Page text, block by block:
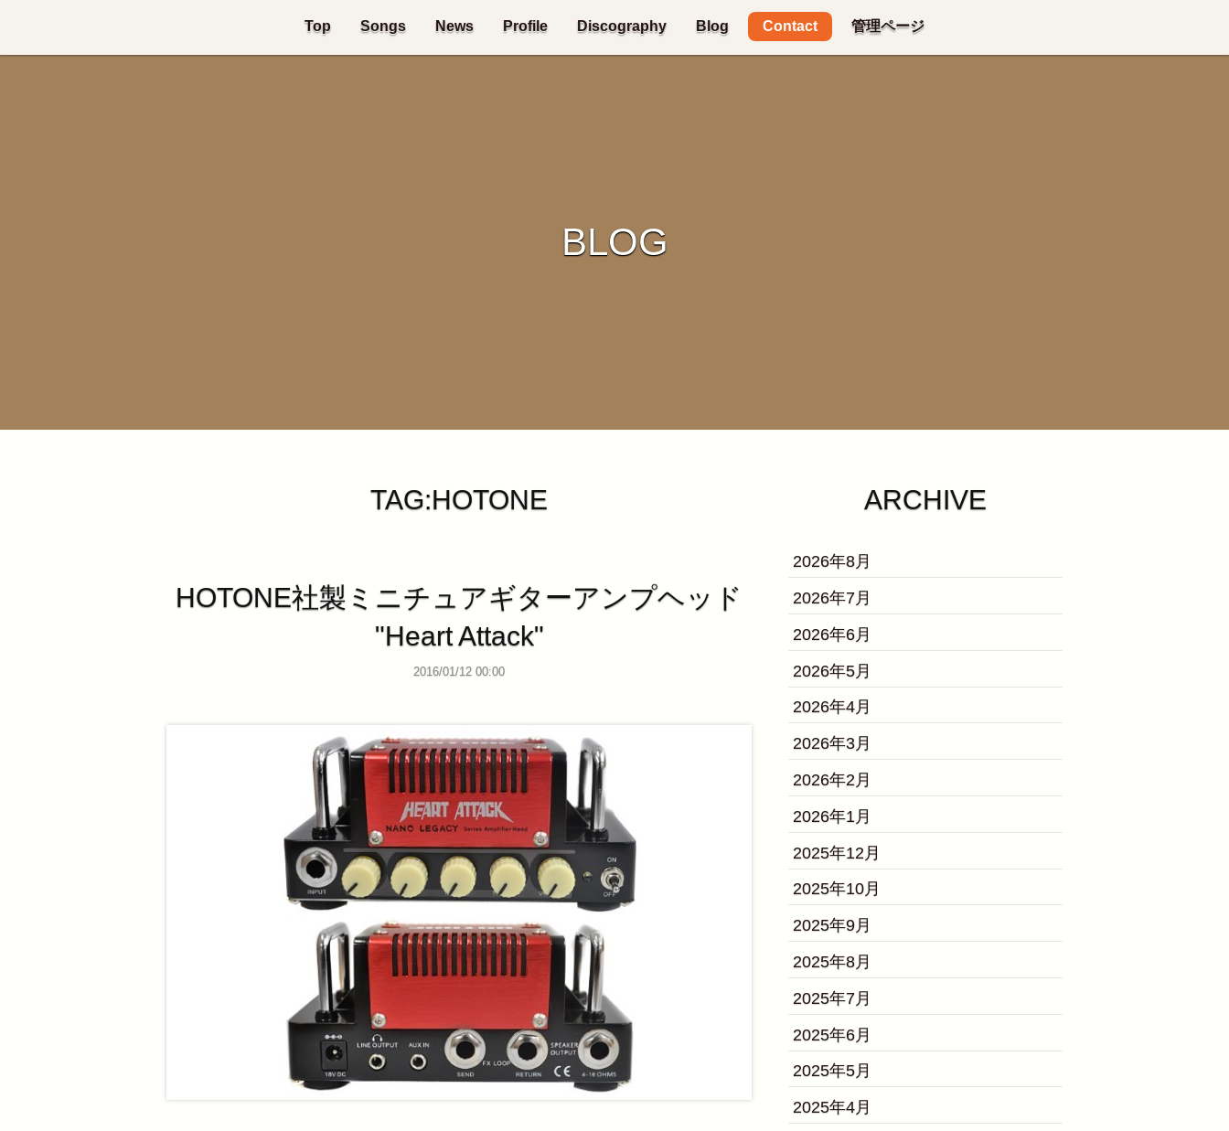
Top Songs News Profile Discography Blog Contact 管理ページ
BLOG
TAG:HOTONE
HOTONE社製ミニチュアギターアンプヘッド
"Heart Attack"
2016/01/12 00:00
ARCHIVE
2026年8月
2026年7月
2026年6月
2026年5月
2026年4月
2026年3月
2026年2月
2026年1月
2025年12月
2025年10月
2025年9月
2025年8月
2025年7月
2025年6月
2025年5月
2025年4月